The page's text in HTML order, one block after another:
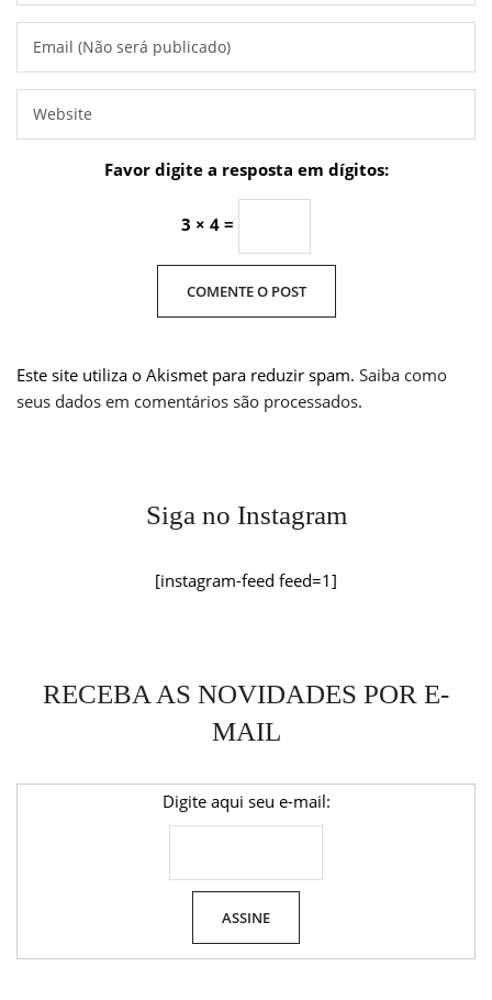
Favor digite a resposta em dígitos:
3 × 4 =
Este site utiliza o Akismet para reduzir spam. Saiba como
seus dados em comentários são processados.
Siga no Instagram
[instagram-feed feed=1]
RECEBA AS NOVIDADES POR E-
MAIL
Digite aqui seu e-mail: